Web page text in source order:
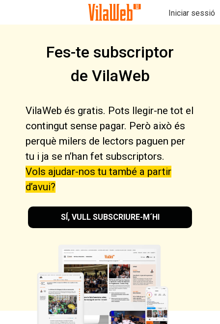
Iniciar sessió
Fes-te subscriptor
de VilaWeb
VilaWeb és gratis. Pots llegir-ne tot el
contingut sense pagar. Però això és
perquè milers de lectors paguen per
tu i ja se n’han fet subscriptors.
Vols ajudar-nos tu també a partir
d’avui?
SÍ, VULL SUBSCRIURE-M´HI